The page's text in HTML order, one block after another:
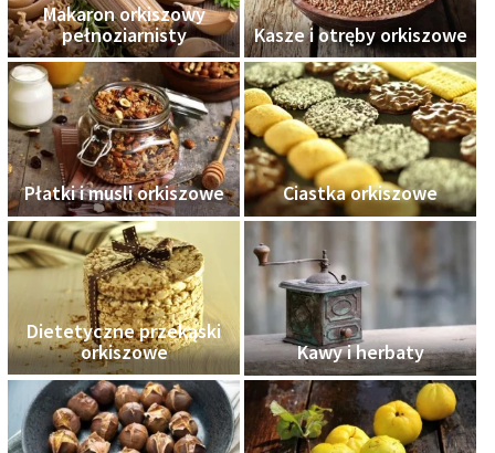
Makaron orkiszowy
pełnoziarnisty
Kasze i otręby orkiszowe
Płatki i musli orkiszowe Ciastka orkiszowe
Dietetyczne przekąski
orkiszowe
Kawy i herbaty